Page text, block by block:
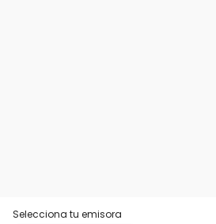
Selecciona tu emisora